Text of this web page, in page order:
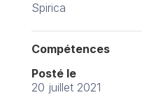
Spirica
Compétences
Posté le
20 juillet 2021